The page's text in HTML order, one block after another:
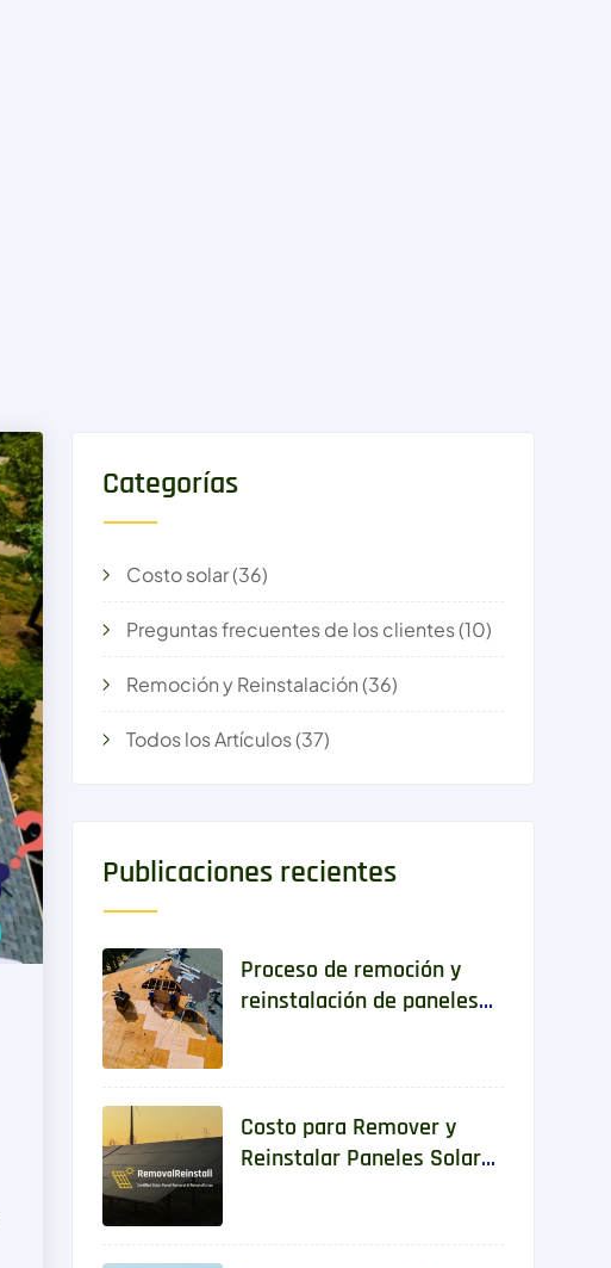
Categorías
Costo solar(36)
Preguntas frecuentes de los clientes(10)
Remoción y Reinstalación(36)
Todos los Artículos(37)
Publicaciones recientes
Proceso de remoción y
reinstalación de paneles
Costo para Remover y
Reinstalar Paneles Solares